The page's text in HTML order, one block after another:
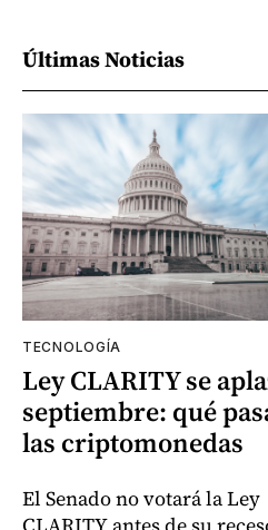
Últimas Noticias
TECNOLOGÍA
Ley CLARITY se
septiembre: qué
las criptomonedas
El Senado no votará la Ley